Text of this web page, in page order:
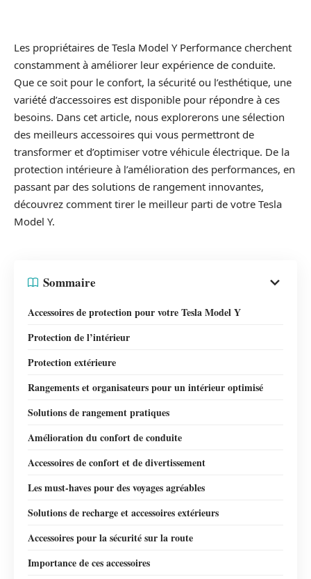
Les propriétaires de Tesla Model Y Performance cherchent
constamment à améliorer leur expérience de conduite.
Que ce soit pour le confort, la sécurité ou l’esthétique, une
variété d’accessoires est disponible pour répondre à ces
besoins. Dans cet article, nous explorerons une sélection
des meilleurs accessoires qui vous permettront de
transformer et d’optimiser votre véhicule électrique. De la
protection intérieure à l’amélioration des performances, en
passant par des solutions de rangement innovantes,
découvrez comment tirer le meilleur parti de votre Tesla
Model Y.
Sommaire
Accessoires de protection pour votre Tesla Model Y
Protection de l’intérieur
Protection extérieure
Rangements et organisateurs pour un intérieur optimisé
Solutions de rangement pratiques
Amélioration du confort de conduite
Accessoires de confort et de divertissement
Les must-haves pour des voyages agréables
Solutions de recharge et accessoires extérieurs
Accessoires pour la sécurité sur la route
Importance de ces accessoires